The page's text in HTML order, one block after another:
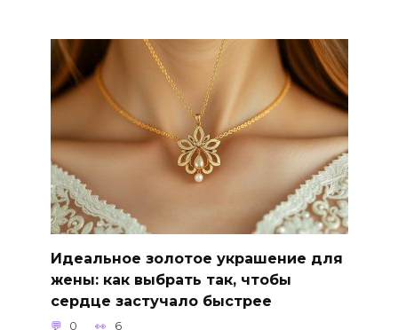
Идеальное золотое украшение для
жены: как выбрать так, чтобы
сердце застучало быстрее
0 6